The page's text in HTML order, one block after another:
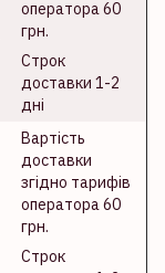
оператора 60
грн.
Строк
доставки 1-2
дні
Вартість
доставки
згідно тарифів
оператора 60
грн.
Строк